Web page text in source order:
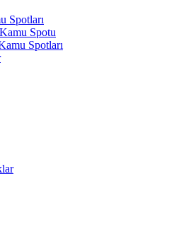
Spotları
Spotu
Spotları